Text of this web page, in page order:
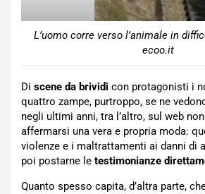
L’uomo corre verso l’animale in
ecoo.it
Di scene da brividi con protagonisti i
quattro zampe, purtroppo, se ne
negli ultimi anni, tra l’altro, sul web
affermarsi una vera e propria moda:
violenze e i maltrattamenti ai danni di
poi postarne le testimonianze
Quanto spesso capita, d’altra parte,